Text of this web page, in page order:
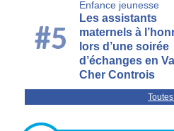
#5
Enfance jeunesse
Les assistants
maternels à
lors d’une soirée
d’échanges en
Cher Controis